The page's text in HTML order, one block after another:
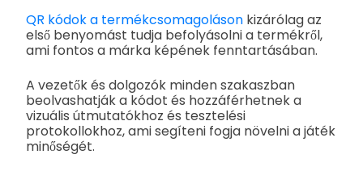
QR kódok a termékcsomagoláson kizárólag az
első benyomást tudja befolyásolni a termékről,
ami fontos a márka képének fenntartásában.
A vezetők és dolgozók minden szakaszban
beolvashatják a kódot és hozzáférhetnek a
vizuális útmutatókhoz és tesztelési
protokollokhoz, ami segíteni fogja növelni a játék
minőségét.